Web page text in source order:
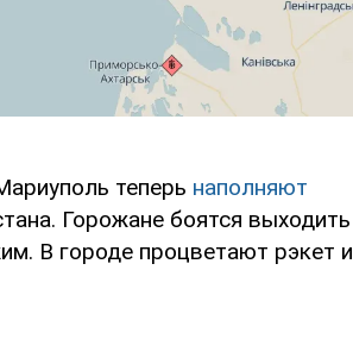
теперь наполняют
Горожане боятся выходить
В городе процветают рэкет и